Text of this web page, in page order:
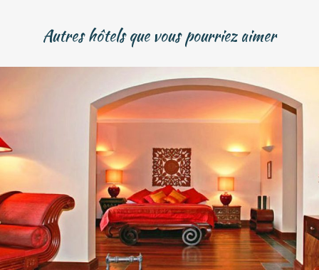
Autres hôtels que vous pourriez aimer